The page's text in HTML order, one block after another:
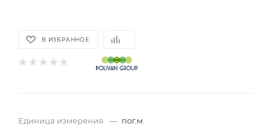
В ИЗБРАННОЕ
Единица измерения — пог.м.